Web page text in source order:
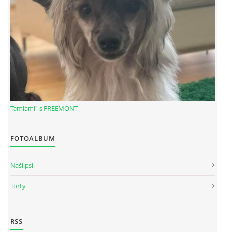
© 2026 eStránky.sk|RSS
Tamiami´s FREEMONT
FOTOALBUM
Naši psi
Torty
RSS